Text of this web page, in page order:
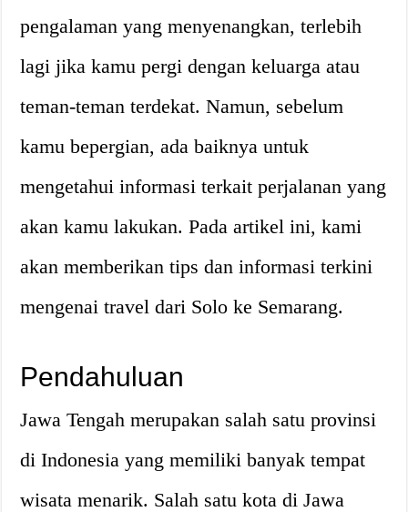
pengalaman yang menyenangkan, terlebih
lagi jika kamu pergi dengan keluarga atau
teman-teman terdekat. Namun, sebelum
kamu bepergian, ada baiknya untuk
mengetahui informasi terkait perjalanan yang
akan kamu lakukan. Pada artikel ini, kami
akan memberikan tips dan informasi terkini
mengenai travel dari Solo ke Semarang.
Pendahuluan
Jawa Tengah merupakan salah satu provinsi
di Indonesia yang memiliki banyak tempat
wisata menarik. Salah satu kota di Jawa